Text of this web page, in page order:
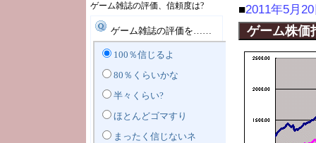
■2011年5月
ゲーム株価
ゲーム雑誌の評価、信頼度は?
ゲーム雑誌の評価を……
100％信じるよ
80％くらいかな
半々くらい?
ほとんどゴマすり
まったく信じないネ